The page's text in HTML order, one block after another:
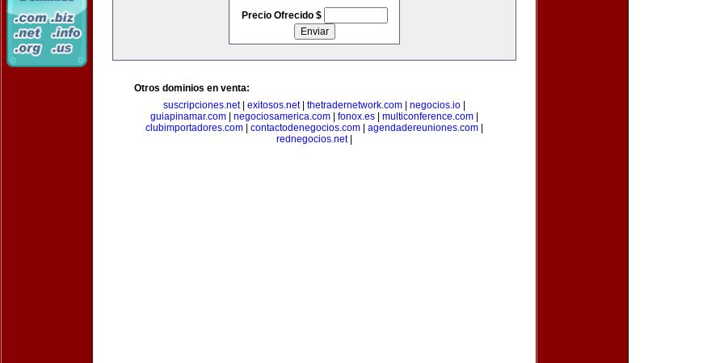
Precio Ofrecido $
Otros dominios en venta:
suscripciones.net| exitosos.net| thetradernetwork.com negocios.io
guiapinamar.com
negociosamerica.com fonox.es multiconference.com
clubimportadores.com
contactodenegocios.com agendadereuniones.com
rednegocios.net|